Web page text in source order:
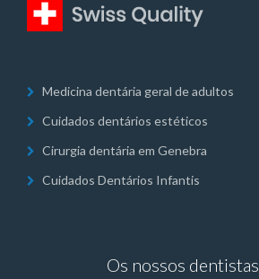
Medicina dentária geral de adultos
Cuidados dentários estéticos
Cirurgia dentária em Genebra
Cuidados Dentários Infantis
Os nossos dentistas